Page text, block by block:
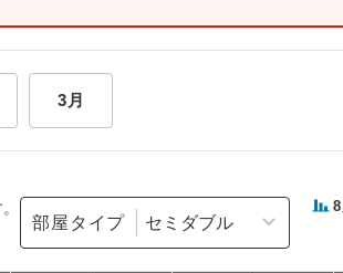
3月
部屋タイプ
8